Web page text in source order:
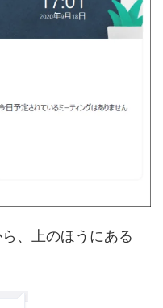
、上のほうにある